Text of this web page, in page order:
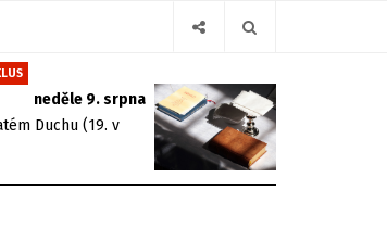
neděle 9. srpna
Duchu (19. v